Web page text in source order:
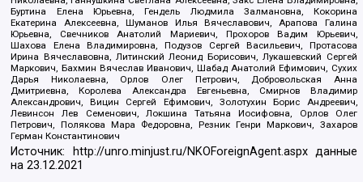
Буртина Елена Юрьевна, Гендель Людмила Залмановна, Кокорина
Екатерина Алексеевна, Шуманов Илья Вячеславович, Арапова Галина
Юрьевна, Свечников Анатолий Мариевич, Прохоров Вадим Юрьевич,
Шахова Елена Владимировна, Подузов Сергей Васильевич, Протасова
Ирина Вячеславовна, Литинский Леонид Борисович, Лукашевский Сергей
Маркович, Бахмин Вячеслав Иванович, Шабад Анатолий Ефимович, Сухих
Дарья Николаевна, Орлов Олег Петрович, Добровольская Анна
Дмитриевна, Королева Александра Евгеньевна, Смирнов Владимир
Александрович, Вицин Сергей Ефимович, Золотухин Борис Андреевич,
Левинсон Лев Семенович, Локшина Татьяна Иосифовна, Орлов Олег
Петрович, Полякова Мара Федоровна, Резник Генри Маркович, Захаров
Герман Константинович
Источник: http://unro.minjust.ru/NKOForeignAgent.aspxданные
на23.12.2021